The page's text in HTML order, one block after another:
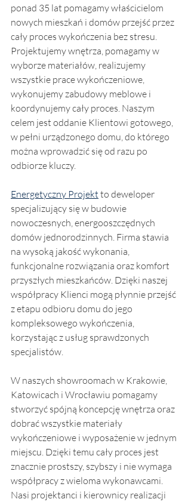
ponad 35 lat pomagamy właścicielom
nowych mieszkań i domów przejść przez
cały proces wykończenia bez stresu.
Projektujemy wnętrza, pomagamy w
wyborze materiałów, realizujemy
wszystkie prace wykończeniowe,
wykonujemy zabudowy meblowe i
koordynujemy cały proces. Naszym
celem jest oddanie Klientowi gotowego,
w pełni urządzonego domu, do którego
można wprowadzić się od razu po
odbiorze kluczy.
Energetyczny Projekt to deweloper
specjalizujący się w budowie
nowoczesnych, energooszczędnych
domów jednorodzinnych. Firma stawia
na wysoką jakość wykonania,
funkcjonalne rozwiązania oraz komfort
przyszłych mieszkańców. Dzięki naszej
współpracy Klienci mogą płynnie przejść
z etapu odbioru domu do jego
kompleksowego wykończenia,
korzystając z usług sprawdzonych
specjalistów.
W naszych showroomach w Krakowie,
Katowicach i Wrocławiu pomagamy
stworzyć spójną koncepcję wnętrza oraz
dobrać wszystkie materiały
wykończeniowe i wyposażenie w jednym
miejscu. Dzięki temu cały proces jest
znacznie prostszy, szybszy i nie wymaga
współpracy z wieloma wykonawcami.
Nasi projektanci i kierownicy realizacji